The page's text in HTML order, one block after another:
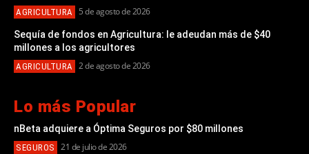
AGRICULTURA 5 de agosto de 2026
Sequía de fondos en Agricultura: le adeudan más de $40
millones a los agricultores
AGRICULTURA 2 de agosto de 2026
Lo más Popular
nBeta adquiere a Óptima Seguros por $80 millones
SEGUROS 21 de julio de 2026